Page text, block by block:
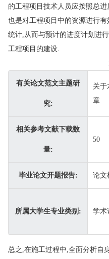
的工程项目技术人员应按照总
也是对工程项目中的资源进行
统计,从而与预计的进度计划进
工程项目的建设.
有关论文范文主题研
究:
关于
章
相关参考文献下载数
量:
50
毕业论文开题报告: 论文
所属大学生专业类别: 学术
总之,在施工过程中,全面分析自